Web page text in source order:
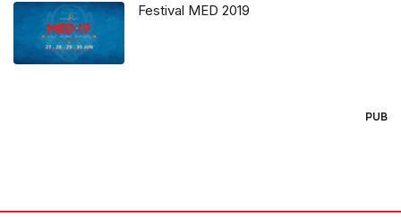
Festival MED 2019
PUB